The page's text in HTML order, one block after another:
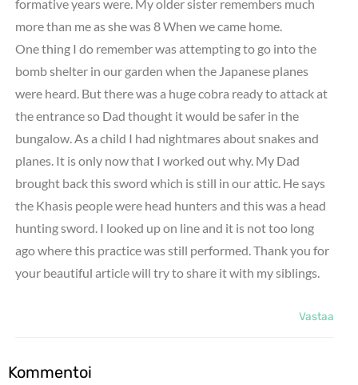
formative years were. My older sister remembers much
more than me as she was 8 When we came home.
One thing I do remember was attempting to go into the
bomb shelter in our garden when the Japanese planes
were heard. But there was a huge cobra ready to attack at
the entrance so Dad thought it would be safer in the
bungalow. As a child I had nightmares about snakes and
planes. It is only now that I worked out why. My Dad
brought back this sword which is still in our attic. He says
the Khasis people were head hunters and this was a head
hunting sword. I looked up on line and it is not too long
ago where this practice was still performed. Thank you for
your beautiful article will try to share it with my siblings.
Vastaa
Kommentoi